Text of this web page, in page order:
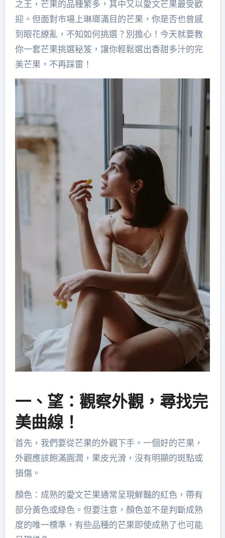
之王，芒果的品種繁多，其中又以愛文芒果最受歡
迎。但面對市場上琳瑯滿目的芒果，你是否也曾感
到眼花繚亂，不知如何挑選？別擔心！今天就要教
你一套芒果挑選秘笈，讓你輕鬆選出香甜多汁的完
美芒果，不再踩雷！
一、望：觀察外觀，尋找完
美曲線！
首先，我們要從芒果的外觀下手。一個好的芒果，
外觀應該飽滿圓潤，果皮光滑，沒有明顯的斑點或
損傷。
顏色：成熟的愛文芒果通常呈現鮮豔的紅色，帶有
部分黃色或綠色。但要注意，顏色並不是判斷成熟
度的唯一標準，有些品種的芒果即使成熟了也可能